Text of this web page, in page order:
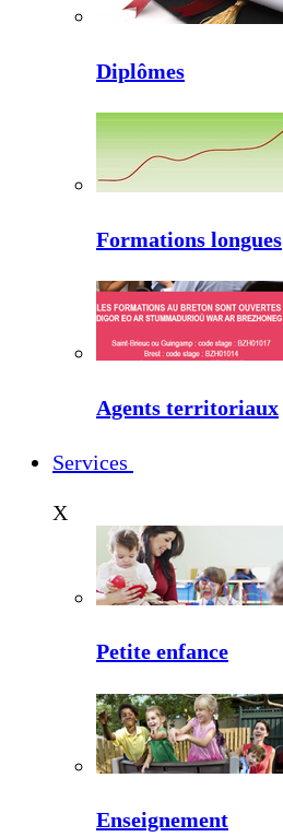
Diplômes
Formations longues
Agents territoriaux
Services
X
Petite enfance
Enseignement